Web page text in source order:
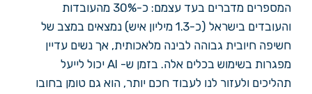
המספרים מדברים בעד עצמם: כ-30% מהעובדות
והעובדים בישראל (כ-1.3 מיליון איש) נמצאים במצב של
חשיפה חיובית גבוהה לבינה מלאכותית, אך נשים עדיין
מפגרות בשימוש בכלים אלה. בזמן ש- AI יכול לייעל
תהליכים ולעזור לנו לעבוד חכם יותר, הוא גם טומן בחובו